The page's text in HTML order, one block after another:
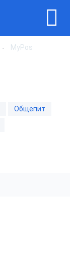
MyPos
Общепит